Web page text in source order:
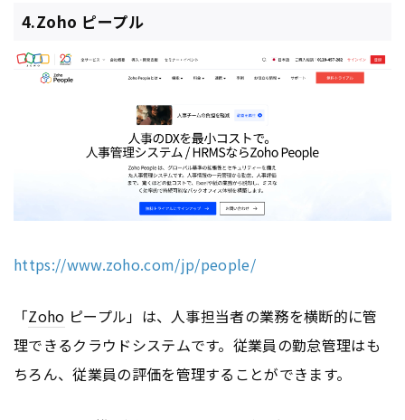
4.Zoho ピープル
https://www.zoho.com/jp/people/
「Zoho ピープル」は、人事担当者の業務を横断的に管
理できるクラウドシステムです。従業員の勤怠管理はも
ちろん、従業員の評価を管理することができます。